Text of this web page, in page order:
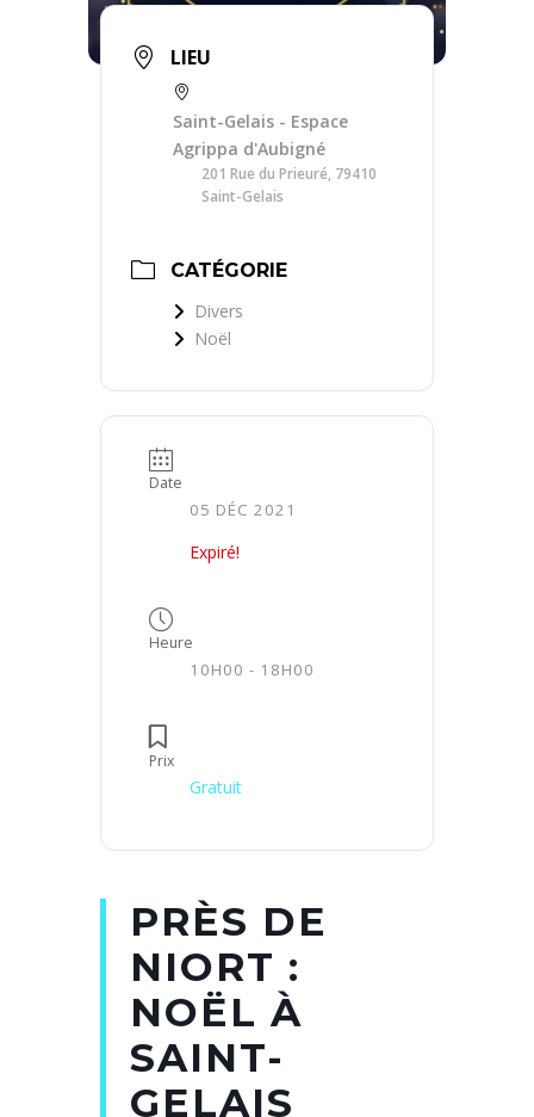
LIEU
Saint-Gelais - Espace
Agrippa d'Aubigné
201 Rue du Prieuré, 79410
Saint-Gelais
CATÉGORIE
Divers
Noël
Date
05 DÉC 2021
Expiré!
Heure
10H00 - 18H00
Prix
Gratuit
PRÈS DE
NIORT :
NOËL À
SAINT-
GELAIS